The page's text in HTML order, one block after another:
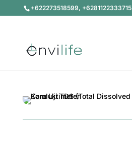
+622273518599, +6281122333715